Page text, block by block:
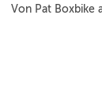
Von Pat Boxbike